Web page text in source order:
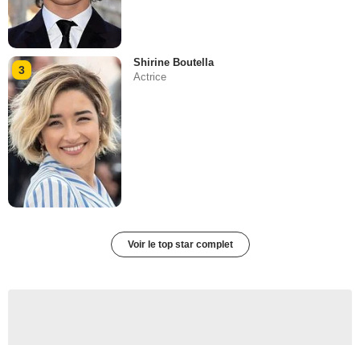
3
Shirine Boutella
Actrice
Voir le top star complet